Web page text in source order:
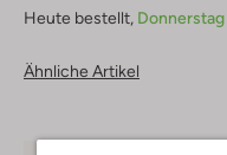
Heute bestellt,
Ähnliche Artikel